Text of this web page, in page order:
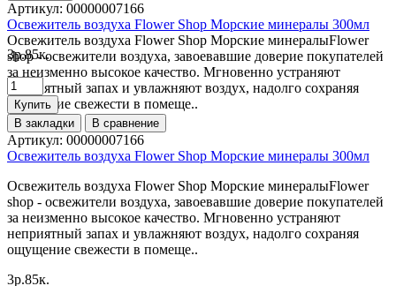
Артикул: 00000007166
Освежитель воздуха Flower Shop Морские минералы 300мл
Освежитель воздуха Flower Shop Морские минералыFlower
shop - освежители воздуха, завоевавшие доверие покупателей
за неизменно высокое качество. Мгновенно устраняют
неприятный запах и увлажняют воздух, надолго сохраняя
ощущение свежести в помеще..
3p.85к.
Купить
В закладки
В сравнение
Артикул: 00000007166
Освежитель воздуха Flower Shop Морские минералы 300мл
Освежитель воздуха Flower Shop Морские минералыFlower
shop - освежители воздуха, завоевавшие доверие покупателей
за неизменно высокое качество. Мгновенно устраняют
неприятный запах и увлажняют воздух, надолго сохраняя
ощущение свежести в помеще..
3p.85к.